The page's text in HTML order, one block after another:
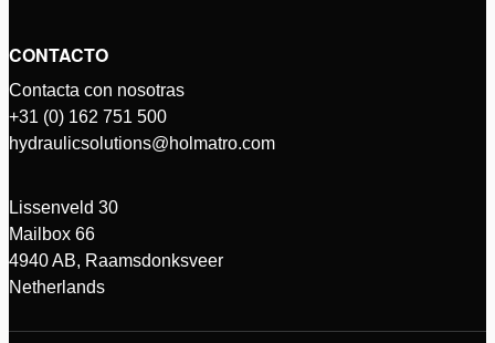
CONTACTO
Contacta con nosotras
+31 (0) 162 751 500
hydraulicsolutions@holmatro.com
Lissenveld 30
Mailbox 66
4940 AB, Raamsdonksveer
Netherlands